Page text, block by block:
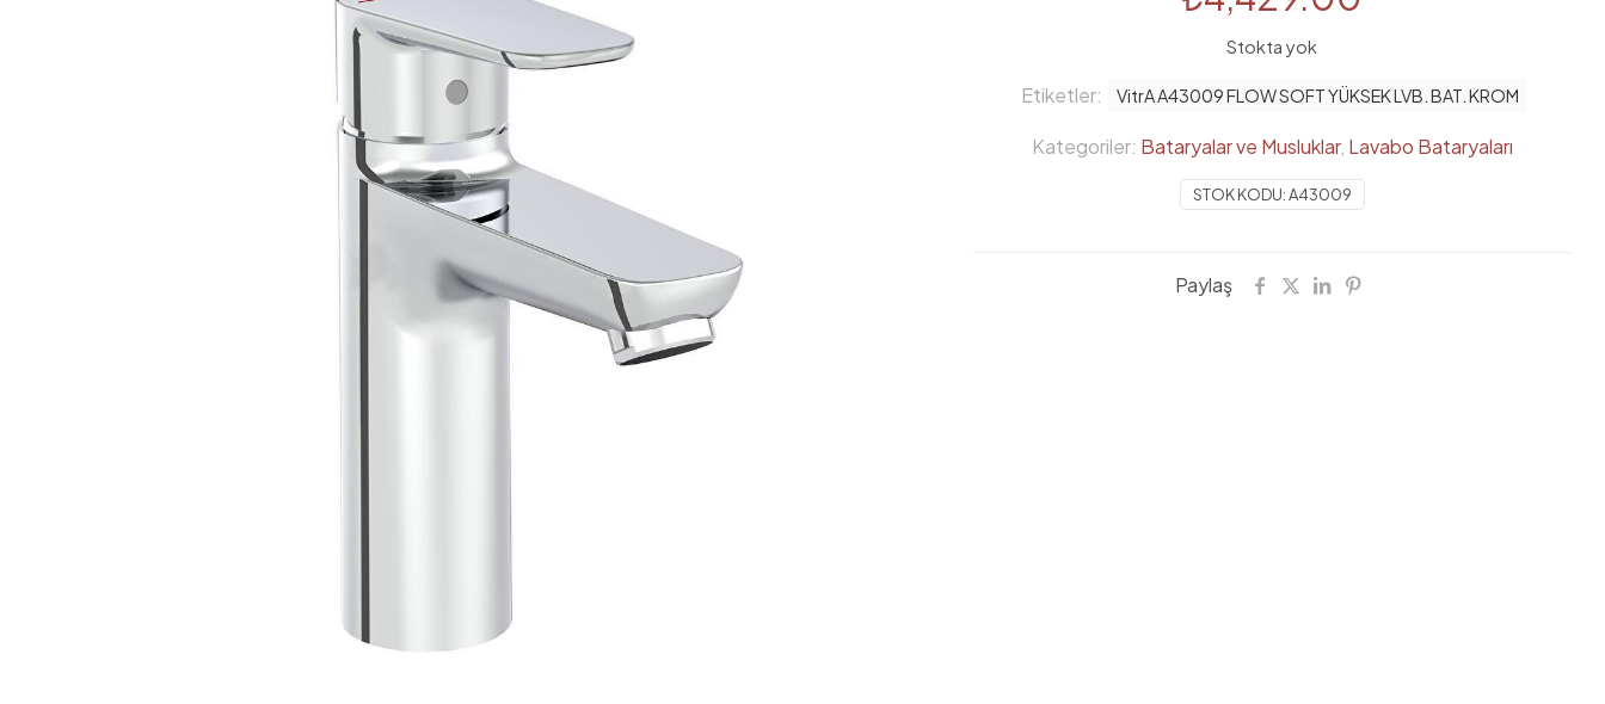
Stokta yok
STOK KODU:A43009
Kategoriler: Bataryalar ve Musluklar, Lavabo Bataryaları
Etiketler: VitrA A43009 FLOW SOFT YÜKSEK LVB. BAT. KROM
Paylaş